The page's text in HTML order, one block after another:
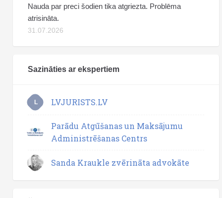
Nauda par preci šodien tika atgriezta. Problēma
atrisināta.
31.07.2026
Sazināties ar ekspertiem
L LVJURISTS.LV
Parādu Atgūšanas un Maksājumu
Administrēšanas Centrs
Sanda Kraukle zvērināta advokāte